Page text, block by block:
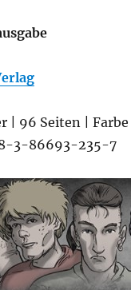
| 96 Seiten | Farbe
3-86693-235-7